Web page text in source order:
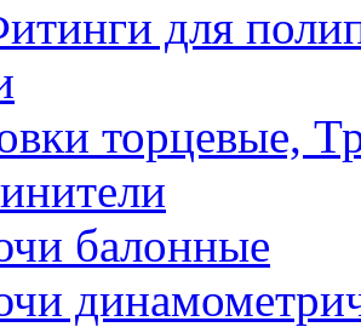
для
торцевые,
балонные